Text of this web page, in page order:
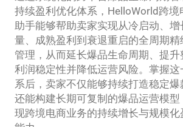
持续盈利优化体系，HelloWorld跨境
助手能够帮助卖家实现从冷启动、增
量、成熟盈利到衰退重启的全周期精
管理，从而延长爆品生命周期、提升
利润稳定性并降低运营风险。掌握这
系后，卖家不仅能够持续打造稳定爆
还能构建长期可复制的爆品运营模型
现跨境电商业务的持续增长与规模化